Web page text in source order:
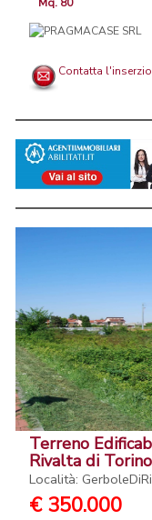
Mq. 80
Contatta
Terreno
Rivalta di
Località:
€ 350.000